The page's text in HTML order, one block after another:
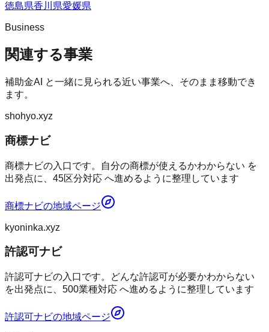
徳島県香川県愛媛県
Business
関連する事業
補助金AI
と一緒に見られる近い事業へ、そのまま移動でき
ます。
shohyo.xyz
商標ナビ
商標ナビの入口です。自分の商標が使えるかわからない を
出発点に、45区分対応 へ進めるように整理しています
商標ナビの地域ページ
kyoninka.xyz
許認可ナビ
許認可ナビの入口です。どんな許認可が必要かわからない
を出発点に、500業種対応 へ進めるように整理しています
許認可ナビの地域ページ